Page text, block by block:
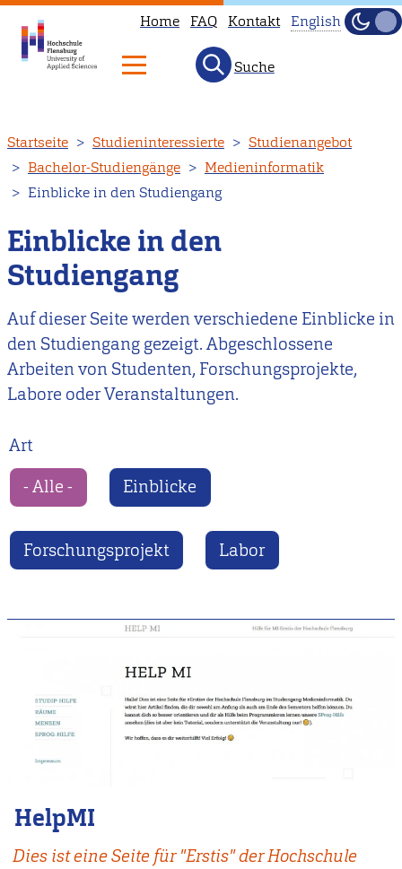
zum
Inhalt
Home FAQ Kontakt
not
available
English
main
page
English
Hell
Suche
Startseite Studieninteressierte
Studienangebot
Bachelor-Studiengänge
Medieninformatik
Einblicke in den Studiengang
Einblicke in den
Studiengang
Auf dieser Seite werden verschiedene Einblicke in
den Studiengang gezeigt. Abgeschlossene
Arbeiten von Studenten, Forschungsprojekte,
Labore oder Veranstaltungen.
Art
- Alle -
Einblicke
Forschungsprojekt Labor
HelpMI
Dies ist eine Seite für "Erstis" der Hochschule